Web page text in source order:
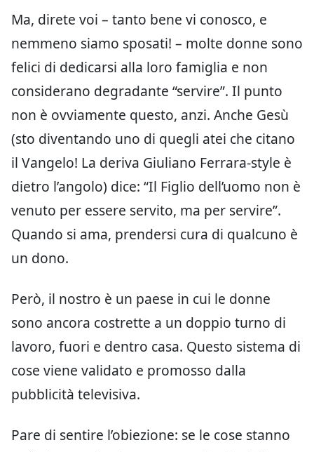
Ma, direte voi – tanto bene vi conosco, e
nemmeno siamo sposati! – molte donne sono
felici di dedicarsi alla loro famiglia e non
considerano degradante “servire”. Il punto
non è ovviamente questo, anzi. Anche Gesù
(sto diventando uno di quegli atei che citano
il Vangelo! La deriva Giuliano Ferrara-style è
dietro l’angolo) dice: “Il Figlio dell’uomo non è
venuto per essere servito, ma per servire”.
Quando si ama, prendersi cura di qualcuno è
un dono.
Però, il nostro è un paese in cui le donne
sono ancora costrette a un doppio turno di
lavoro, fuori e dentro casa. Questo sistema di
cose viene validato e promosso dalla
pubblicità televisiva.
Pare di sentire l’obiezione: se le cose stanno